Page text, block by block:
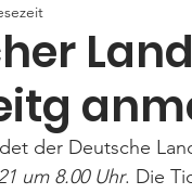
der Deutsche
um 8.00 Uhr. Die